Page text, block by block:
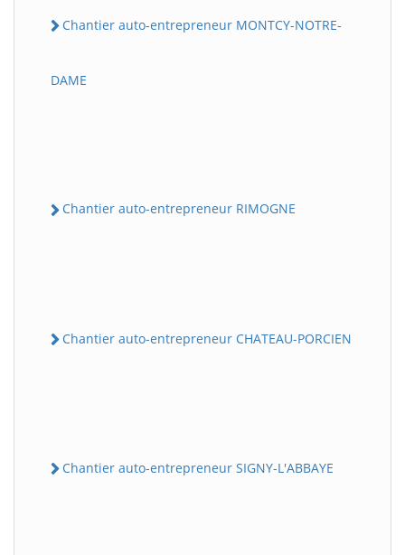
Chantier auto-entrepreneur MONTCY-NOTRE-
DAME
Chantier auto-entrepreneur RIMOGNE
Chantier auto-entrepreneur CHATEAU-PORCIEN
Chantier auto-entrepreneur SIGNY-L'ABBAYE